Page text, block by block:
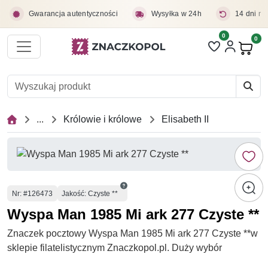
Gwarancja autentyczności Wysyłka w 24h 14 dni
Liczba pozycji
0 0
... Królowie i królowe Elisabeth II
Numer
Nr: #126473 Jakość: Czyste **
Wyspa Man 1985 Mi ark 277 Czyste **
Znaczek pocztowy Wyspa Man 1985 Mi ark 277 Czyste **w
sklepie filatelistycznym Znaczkopol.pl. Duży wybór